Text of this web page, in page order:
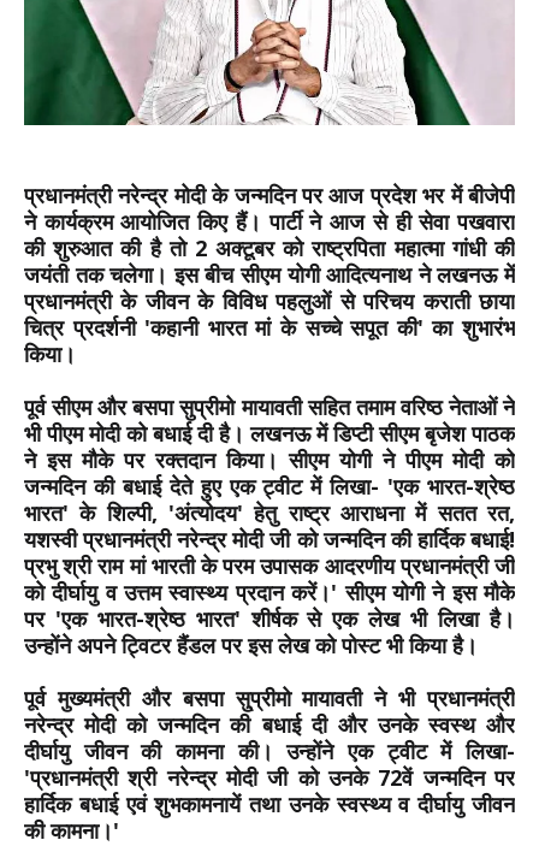
प्रधानमंत्री नरेन्‍द्र मोदी के जन्‍मदिन पर आज प्रदेश भर में बीजेपी
ने कार्यक्रम आयोजित किए हैं। पार्टी ने आज से ही सेवा पखवारा
की शुरुआत की है तो 2 अक्‍टूबर को राष्‍ट्रपिता महात्‍मा गांधी की
जयंती तक चलेगा। इस बीच सीएम योगी आदित्‍यनाथ ने लखनऊ में
प्रधानमंत्री के जीवन के विविध पहलुओं से परिचय कराती छाया
चित्र प्रदर्शनी 'कहानी भारत मां के सच्चे सपूत की' का शुभारंभ
किया।
पूर्व सीएम और बसपा सुप्रीमो मायावती सहित तमाम वरिष्‍ठ नेताओं ने
भी पीएम मोदी को बधाई दी है। लखनऊ में डिप्‍टी सीएम बृजेश पाठक
ने इस मौके पर रक्‍तदान किया। सीएम योगी ने पीएम मोदी को
जन्‍मदिन की बधाई देते हुए एक ट्वीट में लिखा- 'एक भारत-श्रेष्ठ
भारत' के शिल्पी, 'अंत्योदय' हेतु राष्ट्र आराधना में सतत रत,
यशस्वी प्रधानमंत्री नरेन्‍द्र मोदी जी को जन्मदिन की हार्दिक बधाई!
प्रभु श्री राम मां भारती के परम उपासक आदरणीय प्रधानमंत्री जी
को दीर्घायु व उत्तम स्वास्थ्य प्रदान करें।' सीएम योगी ने इस मौके
पर 'एक भारत-श्रेष्‍ठ भारत' शीर्षक से एक लेख भी लिखा है।
उन्‍होंने अपने ट्विटर हैंडल पर इस लेख को पोस्‍ट भी किया है।
पूर्व मुख्‍यमंत्री और बसपा सु्प्रीमो मायावती ने भी प्रधानमंत्री
नरेन्‍द्र मोदी को जन्‍मदिन की बधाई दी और उनके स्‍वस्‍थ और
दीर्घायु जीवन की कामना की। उन्‍होंने एक ट्वीट में लिखा-
'प्रधानमंत्री श्री नरेन्द्र मोदी जी को उनके 72वें जन्मदिन पर
हार्दिक बधाई एवं शुभकामनायें तथा उनके स्वस्थ्य व दीर्घायु जीवन
की कामना।'